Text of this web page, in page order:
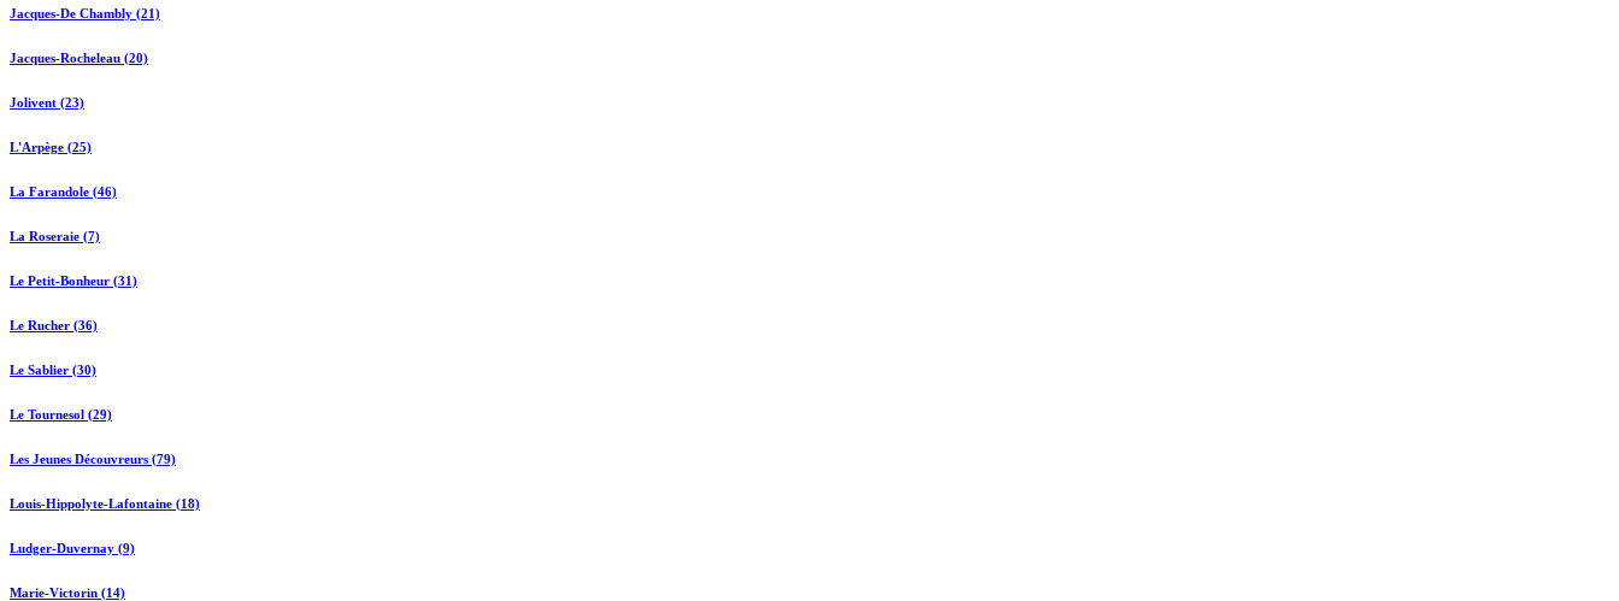
Jacques-De Chambly (21)
Jacques-Rocheleau (20)
Jolivent (23)
L'Arpège (25)
La Farandole (46)
La Roseraie (7)
Le Petit-Bonheur (31)
Le Rucher (36)
Le Sablier (30)
Le Tournesol (29)
Les Jeunes Découvreurs (79)
Louis-Hippolyte-Lafontaine (18)
Ludger-Duvernay (9)
Marie-Victorin (14)